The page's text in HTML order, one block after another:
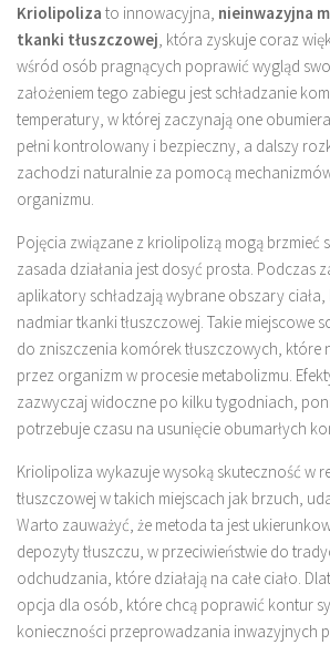
Kriolipoliza to innowacyjna, nieinwazyjna
tkanki tłuszczowej, która zyskuje coraz
wśród osób pragnących poprawić wygląd
założeniem tego zabiegu jest schładzanie
temperatury, w której zaczynają one
pełni kontrolowany i bezpieczny, a dalszy
zachodzi naturalnie za pomocą
organizmu.
Pojęcia związane z kriolipolizą mogą brzmieć
zasada działania jest dosyć prosta. Podczas
aplikatory schładzają wybrane obszary
nadmiar tkanki tłuszczowej. Takie miejscowe
do zniszczenia komórek tłuszczowych, które
przez organizm w procesie metabolizmu.
zazwyczaj widoczne po kilku tygodniach,
potrzebuje czasu na usunięcie obumarłych
Kriolipoliza wykazuje wysoką skuteczność w
tłuszczowej w takich miejscach jak brzuch,
Warto zauważyć, że metoda ta jest
depozyty tłuszczu, w przeciwieństwie do
odchudzania, które działają na całe ciało.
opcja dla osób, które chcą poprawić kontur
konieczności przeprowadzania inwazyjnych